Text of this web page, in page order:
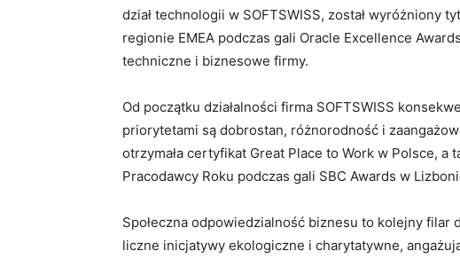
dział technologii w SOFTSWISS, został wyróżniony
regionie EMEA podczas gali Oracle Excellence
techniczne i biznesowe firmy.
Od początku działalności firma SOFTSWISS
priorytetami są dobrostan, różnorodność i
otrzymała certyfikat Great Place to Work w Polsce, a
Pracodawcy Roku podczas gali SBC Awards w
Społeczna odpowiedzialność biznesu to kolejny filar
liczne inicjatywy ekologiczne i charytatywne,